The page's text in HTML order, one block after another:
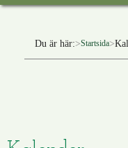
Du är här: Startsida